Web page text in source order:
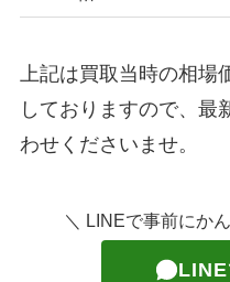
上記は買取当時の相場
しておりますので、最
わせくださいませ。
＼ LINEで事前にか